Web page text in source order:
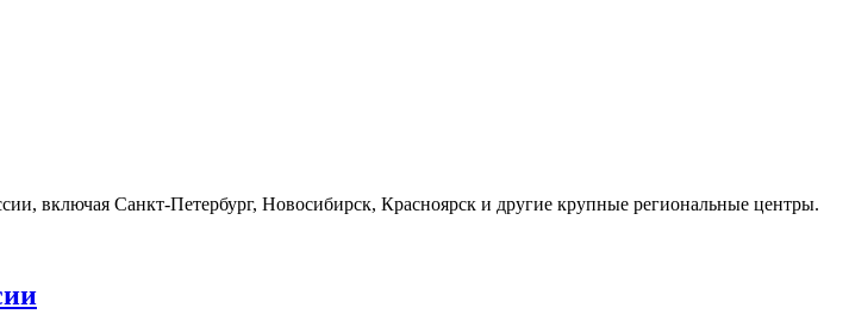
включая Санкт-Петербург, Новосибирск, Красноярск и другие крупные региональные центры.